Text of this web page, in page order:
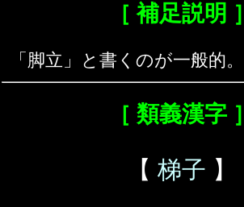
［ 補足説明 ］
「脚立」と書くのが一般的。
［ 類義漢字 ］
【 梯子 】